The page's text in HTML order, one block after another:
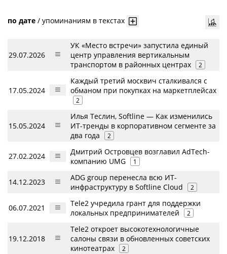
по дате / упоминаниям в текстах
29.07.2026
УК «Место встречи» запустила единый
центр управления вертикальным
транспортом в районных центрах
2
17.05.2024
Каждый третий москвич сталкивался с
обманом при покупках на маркетплейсах
2
15.05.2024
Илья Теслин, Softline — Как изменились
ИТ-тренды в корпоративном сегменте за
два года
2
27.02.2024
Дмитрий Островцев возглавил AdTech-
компанию UMG
1
14.12.2023
ADG group перенесла всю ИТ-
инфраструктуру в Softline Cloud
2
06.07.2021
Tele2 учредила грант для поддержки
локальных предпринимателей
2
19.12.2018
Tele2 откроет высокотехнологичные
салоны связи в обновленных советских
кинотеатрах
2